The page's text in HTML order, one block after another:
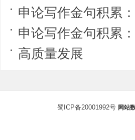
申论写作金句积累
申论写作金句积累
高质量发展
蜀ICP备20001992号 网站